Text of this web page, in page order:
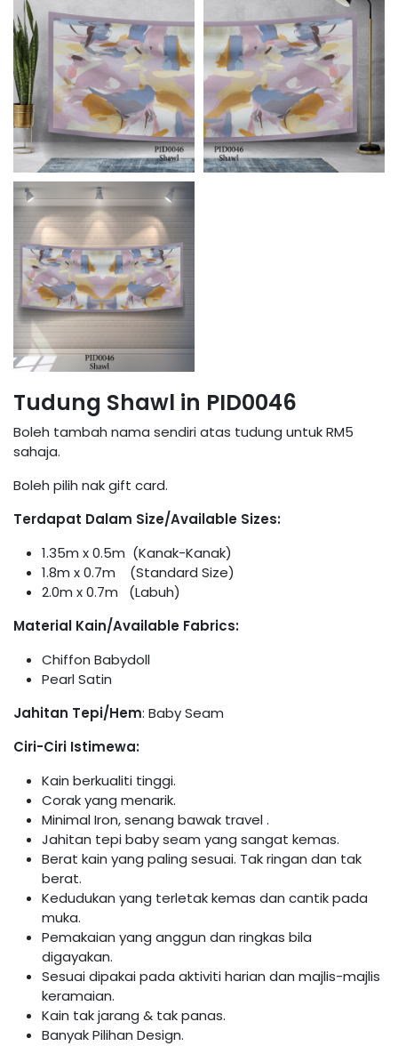
Tudung Shawl in PID0046
Boleh tambah nama sendiri atas tudung untuk RM5
sahaja.
Boleh pilih nak gift card.
Terdapat Dalam Size/Available Sizes:
1.35m x 0.5m (Kanak-Kanak)
1.8m x 0.7m (Standard Size)
2.0m x 0.7m (Labuh)
Material Kain/Available Fabrics:
Chiffon Babydoll
Pearl Satin
Jahitan Tepi/Hem: Baby Seam
Ciri-Ciri Istimewa:
Kain berkualiti tinggi.
Corak yang menarik.
Minimal Iron, senang bawak travel .
Jahitan tepi baby seam yang sangat kemas.
Berat kain yang paling sesuai. Tak ringan dan tak
berat.
Kedudukan yang terletak kemas dan cantik pada
muka.
Pemakaian yang anggun dan ringkas bila
digayakan.
Sesuai dipakai pada aktiviti harian dan majlis-majlis
keramaian.
Kain tak jarang & tak panas.
Banyak Pilihan Design.